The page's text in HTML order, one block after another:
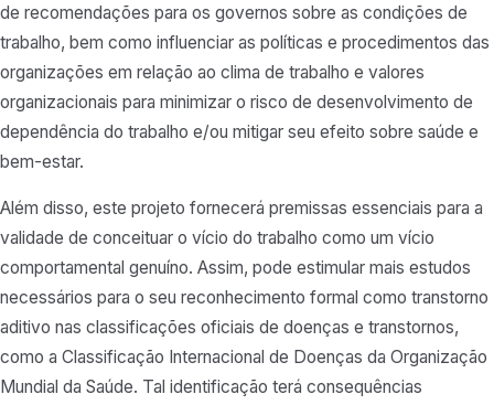
de recomendações para os governos sobre as condições de
trabalho, bem como influenciar as políticas e procedimentos das
organizações em relação ao clima de trabalho e valores
organizacionais para minimizar o risco de desenvolvimento de
dependência do trabalho e/ou mitigar seu efeito sobre saúde e
bem-estar.
Além disso, este projeto fornecerá premissas essenciais para a
validade de conceituar o vício do trabalho como um vício
comportamental genuíno. Assim, pode estimular mais estudos
necessários para o seu reconhecimento formal como transtorno
aditivo nas classificações oficiais de doenças e transtornos,
como a Classificação Internacional de Doenças da Organização
Mundial da Saúde. Tal identificação terá consequências